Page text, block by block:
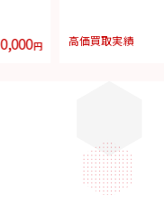
円 高価買取実績